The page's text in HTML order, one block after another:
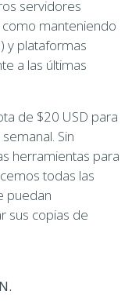
servidores
manteniendo
y plataformas
a las últimas
de $20 USD para
Sin
herramientas para
todas las
puedan
sus copias de